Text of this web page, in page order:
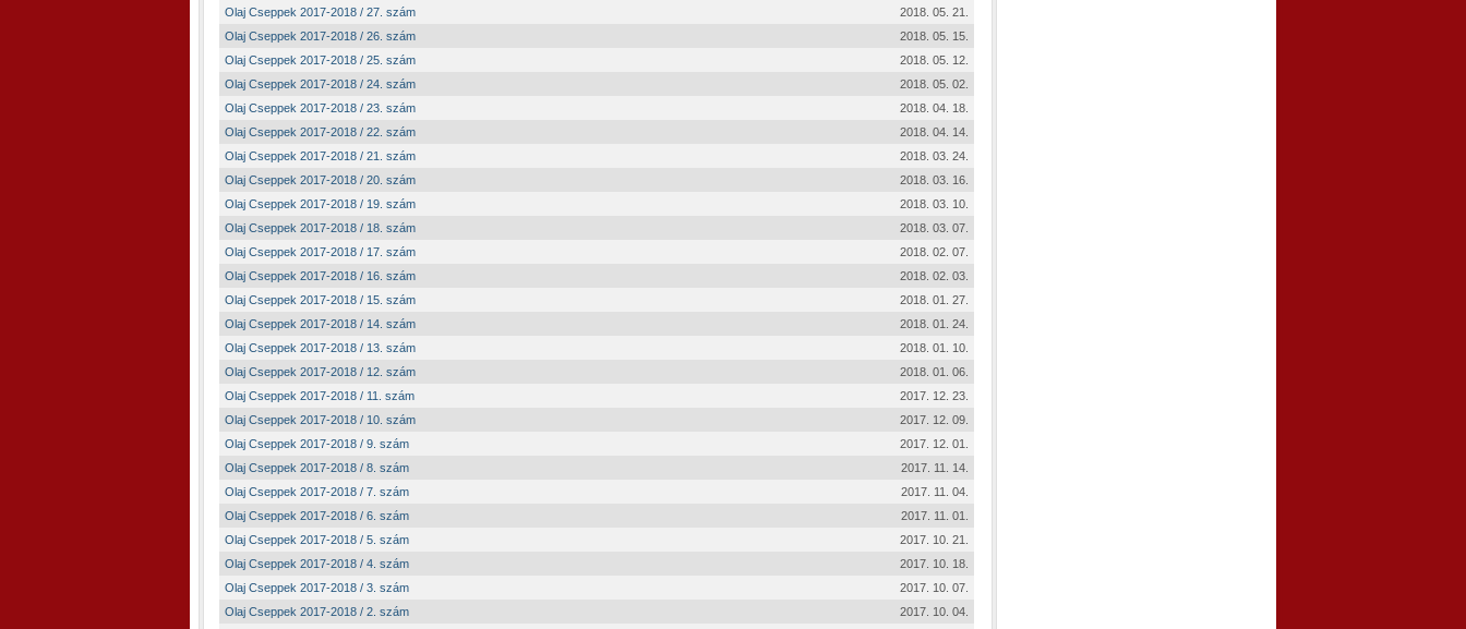
Olaj Cseppek 2017-2018 / 27. szám
2018. 05. 21.
Olaj Cseppek 2017-2018 / 26. szám
2018. 05. 15.
Olaj Cseppek 2017-2018 / 25. szám
2018. 05. 12.
Olaj Cseppek 2017-2018 / 24. szám
2018. 05. 02.
Olaj Cseppek 2017-2018 / 23. szám
2018. 04. 18.
Olaj Cseppek 2017-2018 / 22. szám
2018. 04. 14.
Olaj Cseppek 2017-2018 / 21. szám
2018. 03. 24.
Olaj Cseppek 2017-2018 / 20. szám
2018. 03. 16.
Olaj Cseppek 2017-2018 / 19. szám
2018. 03. 10.
Olaj Cseppek 2017-2018 / 18. szám
2018. 03. 07.
Olaj Cseppek 2017-2018 / 17. szám
2018. 02. 07.
Olaj Cseppek 2017-2018 / 16. szám
2018. 02. 03.
Olaj Cseppek 2017-2018 / 15. szám
2018. 01. 27.
Olaj Cseppek 2017-2018 / 14. szám
2018. 01. 24.
Olaj Cseppek 2017-2018 / 13. szám
2018. 01. 10.
Olaj Cseppek 2017-2018 / 12. szám
2018. 01. 06.
Olaj Cseppek 2017-2018 / 11. szám
2017. 12. 23.
Olaj Cseppek 2017-2018 / 10. szám
2017. 12. 09.
Olaj Cseppek 2017-2018 / 9. szám
2017. 12. 01.
Olaj Cseppek 2017-2018 / 8. szám
2017. 11. 14.
Olaj Cseppek 2017-2018 / 7. szám
2017. 11. 04.
Olaj Cseppek 2017-2018 / 6. szám
2017. 11. 01.
Olaj Cseppek 2017-2018 / 5. szám
2017. 10. 21.
Olaj Cseppek 2017-2018 / 4. szám
2017. 10. 18.
Olaj Cseppek 2017-2018 / 3. szám
2017. 10. 07.
Olaj Cseppek 2017-2018 / 2. szám
2017. 10. 04.